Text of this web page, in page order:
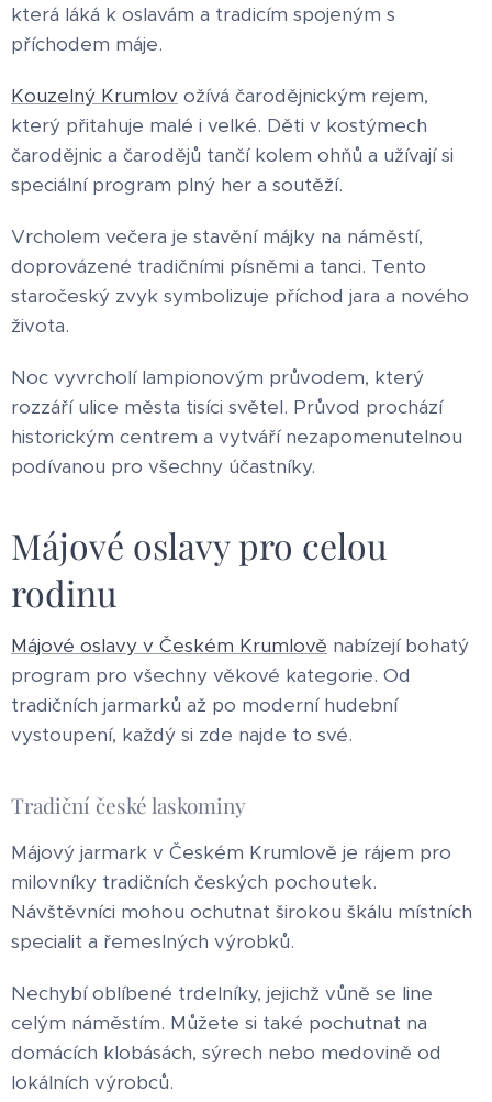
která láká k oslavám a tradicím spojeným s
příchodem máje.
Kouzelný Krumlov ožívá čarodějnickým rejem,
který přitahuje malé i velké. Děti v kostýmech
čarodějnic a čarodějů tančí kolem ohňů a užívají si
speciální program plný her a soutěží.
Vrcholem večera je stavění májky na náměstí,
doprovázené tradičními písněmi a tanci. Tento
staročeský zvyk symbolizuje příchod jara a nového
života.
Noc vyvrcholí lampionovým průvodem, který
rozzáří ulice města tisíci světel. Průvod prochází
historickým centrem a vytváří nezapomenutelnou
podívanou pro všechny účastníky.
Májové oslavy pro celou
rodinu
Májové oslavy v Českém Krumlově nabízejí bohatý
program pro všechny věkové kategorie. Od
tradičních jarmarků až po moderní hudební
vystoupení, každý si zde najde to své.
Tradiční české laskominy
Májový jarmark v Českém Krumlově je rájem pro
milovníky tradičních českých pochoutek.
Návštěvníci mohou ochutnat širokou škálu místních
specialit a řemeslných výrobků.
Nechybí oblíbené trdelníky, jejichž vůně se line
celým náměstím. Můžete si také pochutnat na
domácích klobásách, sýrech nebo medovině od
lokálních výrobců.